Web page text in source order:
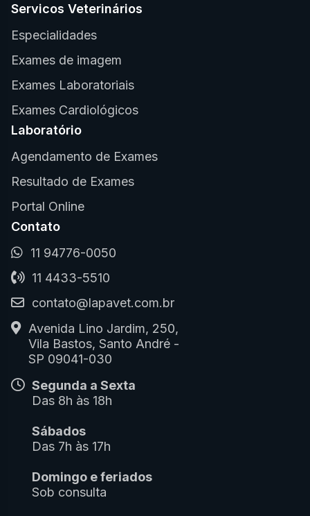
Servicos Veterinários
Especialidades
Exames de imagem
Exames Laboratoriais
Exames Cardiológicos
Laboratório
Agendamento de Exames
Resultado de Exames
Portal Online
Contato
11 94776-0050
11 4433-5510
contato@lapavet.com.br
Avenida Lino Jardim, 250,
Vila Bastos, Santo André -
SP 09041-030
Segunda a Sexta
Das 8h às 18h
Sábados
Das 7h às 17h
Domingo e feriados
Sob consulta